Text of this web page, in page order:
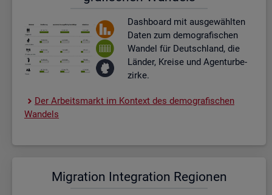
Dash­board mit aus­ge­wähl­ten
Daten zum de­mo­gra­fi­schen
Wan­del für Deutsch­land, die
Län­der, Krei­se und Agen­tur­be­
zir­ke.
Der Ar­beits­markt im Kon­text des de­mo­gra­fi­schen
Wan­dels
Mi­gra­ti­on In­te­gra­ti­on Re­gio­nen